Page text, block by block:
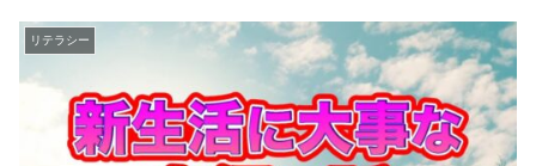
リテラシー